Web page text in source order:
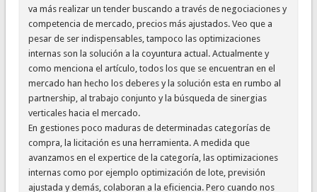
va más realizar un tender buscando a través de negociaciones y
competencia de mercado, precios más ajustados. Veo que a
pesar de ser indispensables, tampoco las optimizaciones
internas son la solución a la coyuntura actual. Actualmente y
como menciona el artículo, todos los que se encuentran en el
mercado han hecho los deberes y la solución esta en rumbo al
partnership, al trabajo conjunto y la búsqueda de sinergias
verticales hacia el mercado.
En gestiones poco maduras de determinadas categorías de
compra, la licitación es una herramienta. A medida que
avanzamos en el expertice de la categoría, las optimizaciones
internas como por ejemplo optimización de lote, previsión
ajustada y demás, colaboran a la eficiencia. Pero cuando nos